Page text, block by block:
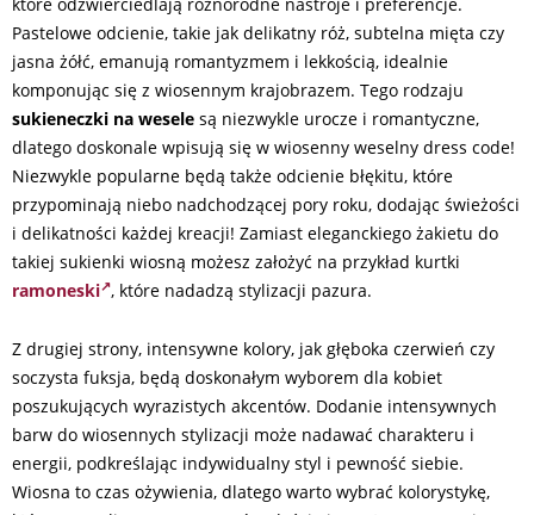
Pastelowe odcienie, takie jak delikatny róż, subtelna mięta czy
jasna żółć, emanują romantyzmem i lekkością, idealnie
komponując się z wiosennym krajobrazem. Tego rodzaju
sukieneczki na wesele są niezwykle urocze i romantyczne,
dlatego doskonale wpisują się w wiosenny weselny dress code!
Niezwykle popularne będą także odcienie błękitu, które
przypominają niebo nadchodzącej pory roku, dodając świeżości
i delikatności każdej kreacji! Zamiast eleganckiego żakietu do
takiej sukienki wiosną możesz założyć na przykład kurtki
ramoneski , które nadadzą stylizacji pazura.
Z drugiej strony, intensywne kolory, jak głęboka czerwień czy
soczysta fuksja, będą doskonałym wyborem dla kobiet
poszukujących wyrazistych akcentów. Dodanie intensywnych
barw do wiosennych stylizacji może nadawać charakteru i
energii, podkreślając indywidualny styl i pewność siebie.
Wiosna to czas ożywienia, dlatego warto wybrać kolorystykę,